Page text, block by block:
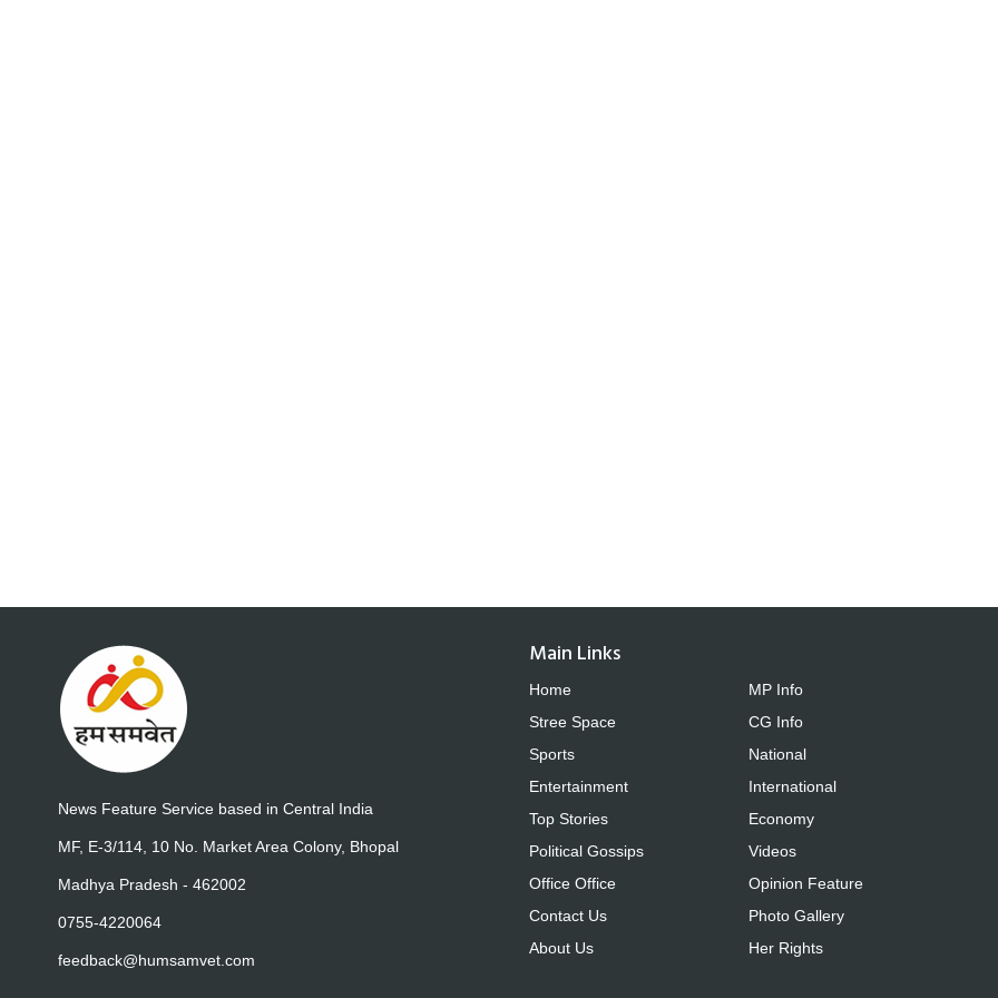
News Feature Service based in Central India
MF, E-3/114, 10 No. Market Area Colony, Bhopal
Madhya Pradesh - 462002
0755-4220064
feedback@humsamvet.com
Main Links
Home
Stree Space
Sports
Entertainment
Top Stories
Political Gossips
Office Office
Contact Us
About Us
MP Info
CG Info
National
International
Economy
Videos
Opinion Feature
Photo Gallery
Her Rights